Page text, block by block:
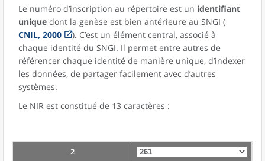
Le numéro d’inscription au répertoire est un identifiant
unique dont la genèse est bien antérieure au SNGI (
CNIL, 2000
). C’est un élément central, associé à
chaque identité du SNGI. Il permet entre autres de
référencer chaque identité de manière unique, d’indexer
les données, de partager facilement avec d’autres
systèmes.
Le NIR est constitué de 13 caractères :
2